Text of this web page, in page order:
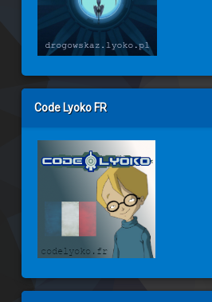
Code Lyoko FR